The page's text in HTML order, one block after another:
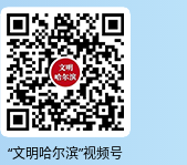
“文明哈尔滨”视频号